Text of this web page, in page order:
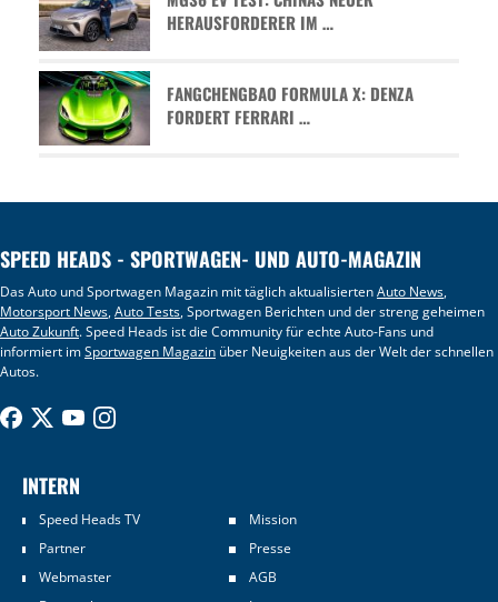
HERAUSFORDERER IM …
FANGCHENGBAO FORMULA X: DENZA
FORDERT FERRARI …
SPEED HEADS - SPORTWAGEN- UND AUTO-MAGAZIN
Das Auto und Sportwagen Magazin mit täglich aktualisiertenAuto News,
Motorsport News,Auto Tests, Sportwagen Berichten und der streng geheimen
Auto Zukunft. Speed Heads ist die Community für echte Auto-Fans und
informiert imSportwagen Magazin über Neuigkeiten aus der Welt der schnellen
Autos.
INTERN
Speed Heads TV
Mission
Partner
Presse
Webmaster
AGB